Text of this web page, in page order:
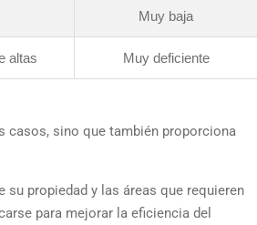
Muy baja
altas Muy deficiente
casos, sino que también proporciona
propiedad y las áreas que requieren
para mejorar la eficiencia del